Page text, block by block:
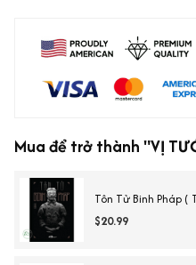
Mua để trở thành "VỊ
Tôn Tử Binh Pháp (
$20.99